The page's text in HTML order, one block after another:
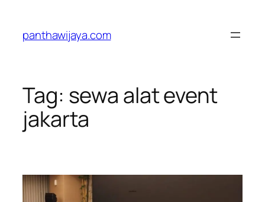
konten
panthawijaya.com
Tag: sewa alat event
jakarta